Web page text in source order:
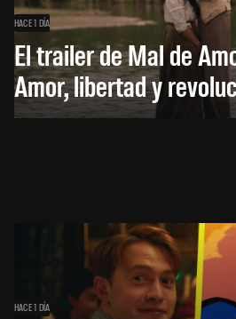
HACE 1 DÍA
El trailer de Mal de
Amor, libertad y
HACE 1 DÍA